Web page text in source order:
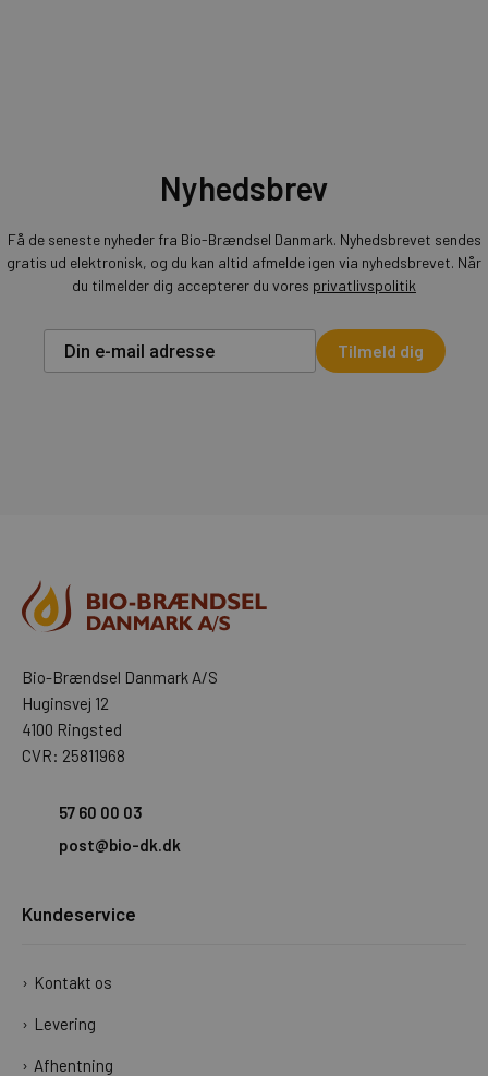
Nyhedsbrev
Få de seneste nyheder fra Bio-Brændsel Danmark. Nyhedsbrevet sendes
gratis ud elektronisk, og du kan altid afmelde igen via nyhedsbrevet. Når
du tilmelder dig accepterer du vores privatlivspolitik
Tilmeld dig
Bio-Brændsel Danmark A/S
Huginsvej 12
4100 Ringsted
CVR: 25811968
57 60 00 03
post@bio-dk.dk
Kundeservice
Kontakt os
Levering
Afhentning